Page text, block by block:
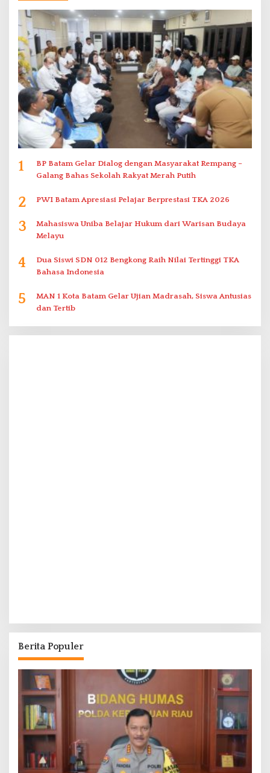
1
BP Batam Gelar Dialog dengan Masyarakat Rempang –
Galang Bahas Sekolah Rakyat Merah Putih
2 PWI Batam Apresiasi Pelajar Berprestasi TKA 2026
3
Mahasiswa Uniba Belajar Hukum dari Warisan Budaya
Melayu
4
Dua Siswi SDN 012 Bengkong Raih Nilai Tertinggi TKA
Bahasa Indonesia
5
MAN 1 Kota Batam Gelar Ujian Madrasah, Siswa Antusias
dan Tertib
Berita Populer